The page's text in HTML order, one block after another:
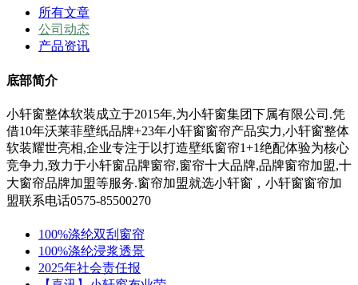
所有文章
公司动态
产品资讯
底部简介
小轩窗整体软装成立于2015年,为小轩窗集团下属有限公司.凭
借10年沃莱菲壁纸品牌+23年小轩窗窗帘产品实力,小轩窗整体
软装耀世亮相,企业专注于以打造壁纸窗帘1+1绝配体验为核心
竞争力,致力于小轩窗品牌窗帘,窗帘十大品牌,品牌窗帘加盟,十
大窗帘品牌加盟等服务.窗帘加盟就选小轩窗，小轩窗窗帘加
盟联系电话0575-85500270
100%涤纶双刮窗帘
100%涤纶浸浆透景
2025年社会责任报